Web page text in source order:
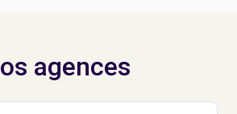
agences